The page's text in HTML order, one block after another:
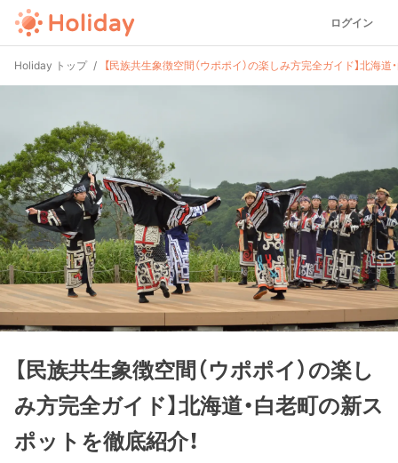
ログイン
Holiday トップ 【民族共生象徴空間（ウポポイ）の楽しみ方完全ガイド】北海
【民族共生象徴空間（ウポポイ）の楽し
み方完全ガイド】北海道・白老町の新ス
ポットを徹底紹介！